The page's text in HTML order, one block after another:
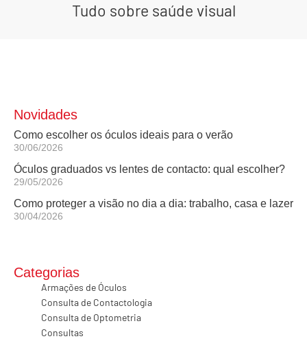
Tudo sobre saúde visual
Novidades
Como escolher os óculos ideais para o verão
30/06/2026
Óculos graduados vs lentes de contacto: qual escolher?
29/05/2026
Como proteger a visão no dia a dia: trabalho, casa e lazer
30/04/2026
Categorias
Armações de Óculos
Consulta de Contactologia
Consulta de Optometria
Consultas